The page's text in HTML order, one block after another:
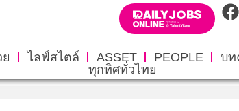
ไลฟ์สไตล์ ASSET PEOPLE บท
ทุกทิศทั่วไทย